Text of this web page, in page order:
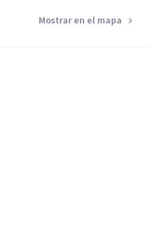
Mostrar en el mapa